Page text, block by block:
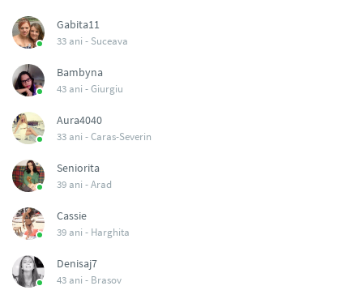
Gabita11
33 ani - Suceava
Bambyna
43 ani -Giurgiu
Aura4040
33 ani -Caras-Severin
Seniorita
39 ani -Arad
Cassie
39 ani - Harghita
Denisaj7
43 ani - Brasov